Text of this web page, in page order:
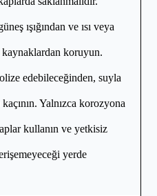
ışığından ve ısı veya
koruyun.
edebileceğinden, suyla
kaçının. Yalnızca korozyona
kullanın ve yetkisiz
yerde